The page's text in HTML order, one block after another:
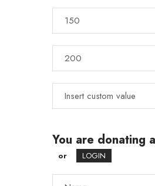
You are donating
or LOGIN